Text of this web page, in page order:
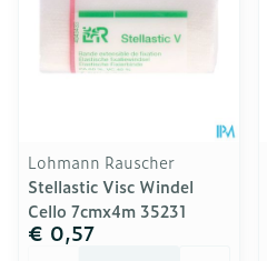
Lohmann Rauscher
Stellastic Visc Windel
Cello 7cmx4m 35231
€ 0,57